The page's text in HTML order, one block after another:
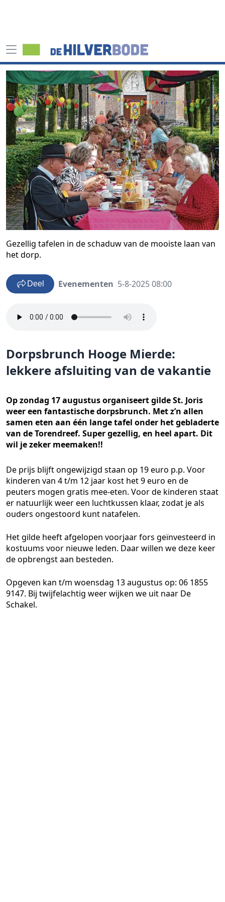
Gezellig tafelen in de schaduw van de mooiste laan van
het dorp.
Deel Evenementen 5-8-2025 08:00
Dorpsbrunch Hooge Mierde:
lekkere afsluiting van de vakantie
Op zondag 17 augustus organiseert gilde St. Joris
weer een fantastische dorpsbrunch. Met z’n allen
samen eten aan één lange tafel onder het gebladerte
van de Torendreef. Super gezellig, en heel apart. Dit
wil je zeker meemaken!!
De prijs blijft ongewijzigd staan op 19 euro p.p. Voor
kinderen van 4 t/m 12 jaar kost het 9 euro en de
peuters mogen gratis mee-eten. Voor de kinderen staat
er natuurlijk weer een luchtkussen klaar, zodat je als
ouders ongestoord kunt natafelen.
Het gilde heeft afgelopen voorjaar fors geïnvesteerd in
kostuums voor nieuwe leden. Daar willen we deze keer
de opbrengst aan besteden.
Opgeven kan t/m woensdag 13 augustus op: 06 1855
9147. Bij twijfelachtig weer wijken we uit naar De
Schakel.